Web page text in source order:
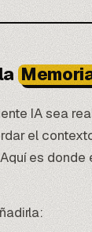
IA sea
el
es donde